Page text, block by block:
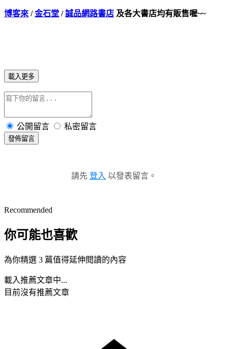
博客來 /金石堂 /誠品網路書店 及各大書店均有販售喔~~
載入更多
公開留言 私密留言
發佈留言
請先 登入 以發表留言。
Recommended
你可能也喜歡
為你精選 3 篇值得延伸閱讀的內容
載入推薦文章中...
目前沒有推薦文章